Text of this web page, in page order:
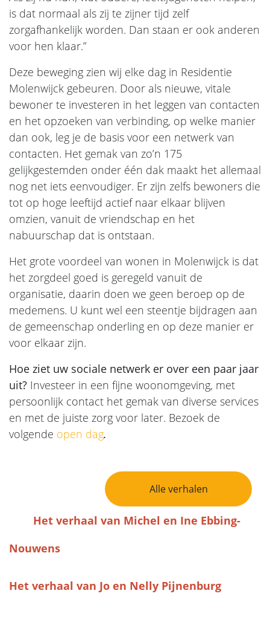
is dat normaal als zij te zijner tijd zelf
zorgafhankelijk worden. Dan staan er ook anderen
voor hen klaar.”
Deze beweging zien wij elke dag in Residentie
Molenwijck gebeuren. Door als nieuwe, vitale
bewoner te investeren in het leggen van contacten
en het opzoeken van verbinding, op welke manier
dan ook, leg je de basis voor een netwerk van
contacten. Het gemak van zo’n 175
gelijkgestemden onder één dak maakt het allemaal
nog net iets eenvoudiger. Er zijn zelfs bewoners die
tot op hoge leeftijd actief naar elkaar blijven
omzien, vanuit de vriendschap en het
nabuurschap dat is ontstaan.
Het grote voordeel van wonen in Molenwijck is dat
het zorgdeel goed is geregeld vanuit de
organisatie, daarin doen we geen beroep op de
medemens. U kunt wel een steentje bijdragen aan
de gemeenschap onderling en op deze manier er
voor elkaar zijn.
Hoe ziet uw sociale netwerk er over een paar jaar
uit? Investeer in een fijne woonomgeving, met
persoonlijk contact het gemak van diverse services
en met de juiste zorg voor later. Bezoek de
volgende open dag.
Bericht Navigatie
Alle verhalen
Het verhaal van Michel en Ine Ebbing-
Nouwens
Het verhaal van Jo en Nelly Pijnenburg